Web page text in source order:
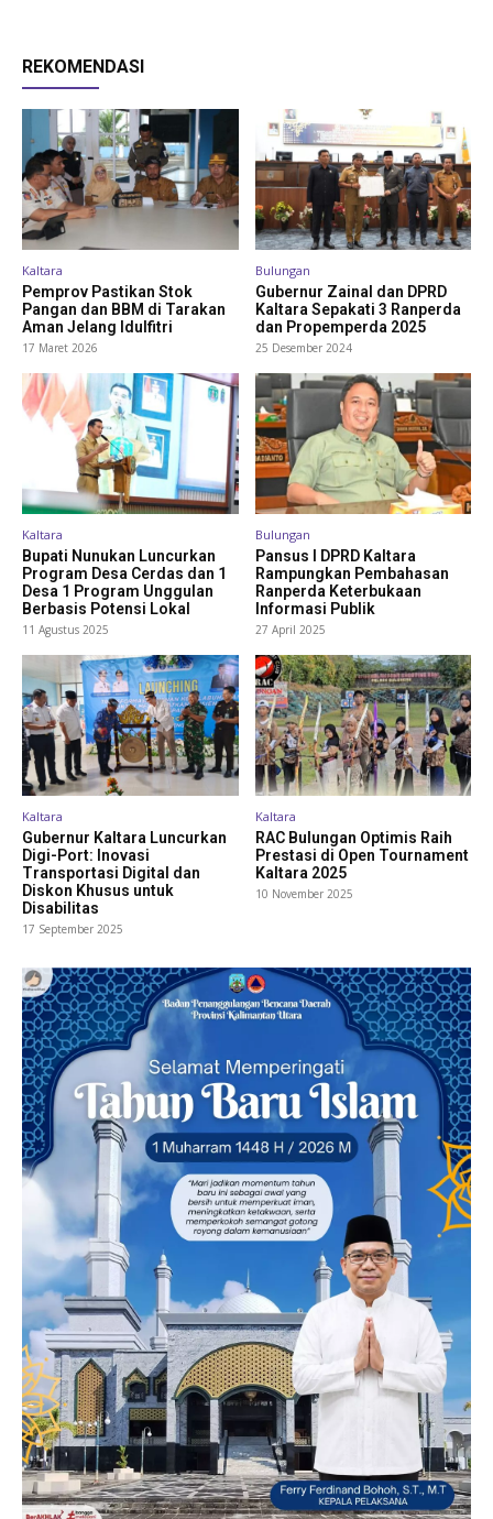
REKOMENDASI
Kaltara
Pemprov Pastikan Stok
Pangan dan BBM di Tarakan
Aman Jelang Idulfitri
17 Maret 2026
Bulungan
Gubernur Zainal dan DPRD
Kaltara Sepakati 3 Ranperda
dan Propemperda 2025
25 Desember 2024
Kaltara
Bupati Nunukan Luncurkan
Program Desa Cerdas dan 1
Desa 1 Program Unggulan
Berbasis Potensi Lokal
11 Agustus 2025
Bulungan
Pansus I DPRD Kaltara
Rampungkan Pembahasan
Ranperda Keterbukaan
Informasi Publik
27 April 2025
Kaltara
Gubernur Kaltara Luncurkan
Digi-Port: Inovasi
Transportasi Digital dan
Diskon Khusus untuk
Disabilitas
17 September 2025
Kaltara
RAC Bulungan Optimis Raih
Prestasi di Open Tournament
Kaltara 2025
10 November 2025